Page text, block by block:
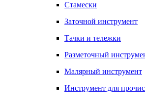
Стамески
Заточной инструмент
Тачки и тележки
Разметочный
Малярный инструмент
Инструмент для